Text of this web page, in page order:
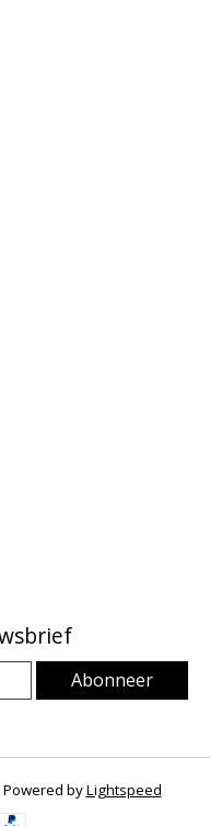
Abonneer
byLightspeed